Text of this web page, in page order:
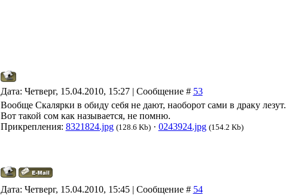
Дата: Четверг, 15.04.2010, 15:27 | Сообщение # 53
Вообще Скалярки в обиду себя не дают, наоборот сами в драку лезут.
Вот такой сом как называется, не помню.
Прикрепления: 8321824.jpg (128.6 Kb) · 0243924.jpg (154.2 Kb)
Дата: Четверг, 15.04.2010, 15:45 | Сообщение # 54